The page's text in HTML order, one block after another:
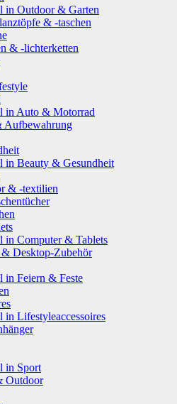
in Outdoor & Garten
& -taschen
& -lichterketten
in Auto & Motorrad
Aufbewahrung
in Beauty & Gesundheit
& -textilien
in Computer & Tablets
Desktop-Zubehör
Feiern & Feste
Lifestyleaccessoires
in Sport
Outdoor